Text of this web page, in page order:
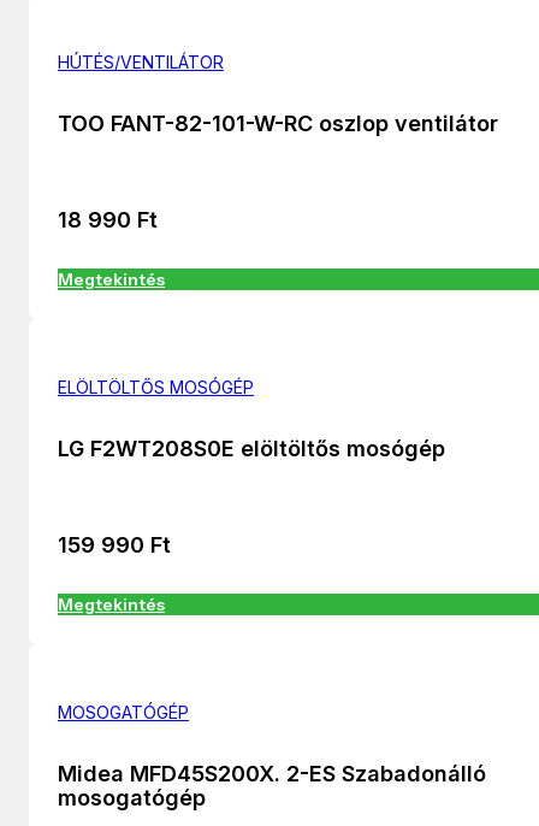
HÚTÉS/VENTILÁTOR
TOO FANT-82-101-W-RC oszlop ventilátor
18 990 Ft
Megtekintés
ELÖLTÖLTŐS MOSÓGÉP
LG F2WT208S0E elöltöltős mosógép
159 990 Ft
Megtekintés
MOSOGATÓGÉP
Midea MFD45S200X. 2-ES Szabadonálló
mosogatógép